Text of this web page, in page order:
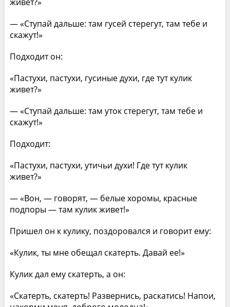
— «Ступай дальше: там гусей стерегут, там тебе и
скажут!»
Подходит он:
«Пастухи, пастухи, гусиные духи, где тут кулик
живет?»
— «Ступай дальше: там уток стерегут, там тебе и
скажут!»
Подходит:
«Пастухи, пастухи, утичьи духи! Где тут кулик
живет?»
— «Вон, — говорят, — белые хоромы, красные
подпоры — там кулик живет!»
Пришел он к кулику, поздоровался и говорит ему:
«Кулик, ты мне обещал скатерть. Давай ее!»
Кулик дал ему скатерть, а он:
«Скатерть, скатерть! Развернись, раскатись! Напои,